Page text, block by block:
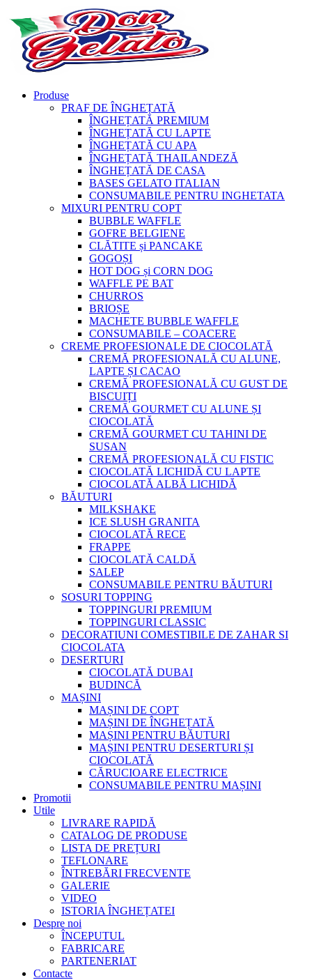
Produse
PRAF DE ÎNGHEȚATĂ
ÎNGHEȚATĂ PREMIUM
ÎNGHEȚATĂ CU LAPTE
ÎNGHEȚATĂ CU APA
ÎNGHEȚATĂ THAILANDEZĂ
ÎNGHEȚATĂ DE CASA
BASES GELATO ITALIAN
CONSUMABILE PENTRU INGHETATA
MIXURI PENTRU COPT
BUBBLE WAFFLE
GOFRE BELGIENE
CLĂTITE și PANCAKE
GOGOȘI
HOT DOG și CORN DOG
WAFFLE PE BAT
CHURROS
BRIOȘE
MACHETE BUBBLE WAFFLE
CONSUMABILE – COACERE
CREME PROFESIONALE DE CIOCOLATĂ
CREMĂ PROFESIONALĂ CU ALUNE,
LAPTE ȘI CACAO
CREMĂ PROFESIONALĂ CU GUST DE
BISCUIȚI
CREMĂ GOURMET CU ALUNE ȘI
CIOCOLATĂ
CREMĂ GOURMET CU TAHINI DE
SUSAN
CREMĂ PROFESIONALĂ CU FISTIC
CIOCOLATĂ LICHIDĂ CU LAPTE
CIOCOLATĂ ALBĂ LICHIDĂ
BĂUTURI
MILKSHAKE
ICE SLUSH GRANITA
CIOCOLATĂ RECE
FRAPPE
CIOCOLATĂ CALDĂ
SALEP
CONSUMABILE PENTRU BĂUTURI
SOSURI TOPPING
TOPPINGURI PREMIUM
TOPPINGURI CLASSIC
DECORATIUNI COMESTIBILE DE ZAHAR SI
CIOCOLATA
DESERTURI
CIOCOLATĂ DUBAI
BUDINCĂ
MAȘINI
MAȘINI DE COPT
MAȘINI DE ÎNGHEȚATĂ
MAȘINI PENTRU BĂUTURI
MAȘINI PENTRU DESERTURI ȘI
CIOCOLATĂ
CĂRUCIOARE ELECTRICE
CONSUMABILE PENTRU MAȘINI
Promotii
Utile
LIVRARE RAPIDĂ
CATALOG DE PRODUSE
LISTA DE PREȚURI
TEFLONARE
ÎNTREBĂRI FRECVENTE
GALERIE
VIDEO
ISTORIA ÎNGHEȚATEI
Despre noi
ÎNCEPUTUL
FABRICARE
PARTENERIAT
Contacte